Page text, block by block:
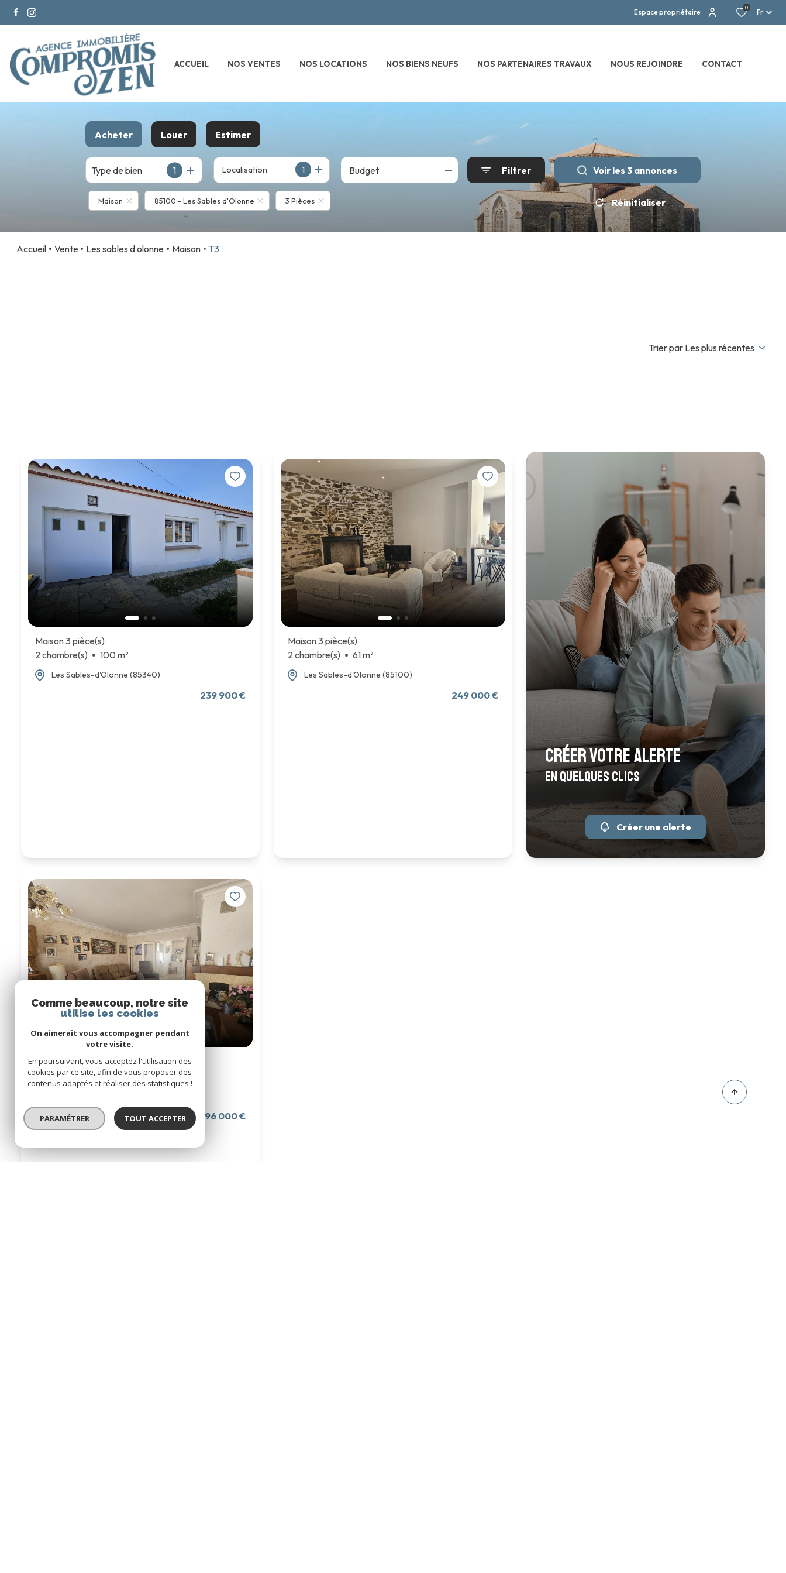
Espace propriétaire
0
Fr
ACCUEIL NOS VENTES NOS LOCATIONS NOS BIENS NEUFS NOS PARTENAIRES TRAVAUX NOUS REJOINDRE CONTACT
Acheter
De l'ancien
Du neuf
Louer
à l'année
Estimer
Type de bien 1 1
Localisation Budget Filtrer Voir les 3 annonces
Maison 85100 - Les Sables d'Olonne 3 Pièces Réinitialiser
Accueil Vente Les sables d olonne Maison T3
Trier par Les plus récentes
Maison 3 pièce(s)
2 chambre(s)
100 m²
Les Sables-d'Olonne (85340)
239 900 €
Maison 3 pièce(s)
2 chambre(s)
61 m²
Les Sables-d'Olonne (85100)
249 000 €
créer votre alerte
en quelques clics
Créer une alerte
Maison 3 pièce(s)
2 chambre(s)
82 m²
296 000 €
Comme beaucoup, notre site
utilise les cookies
On aimerait vous accompagner pendant
votre visite.
En poursuivant, vous acceptez l'utilisation des
cookies par ce site, afin de vous proposer des
contenus adaptés et réaliser des statistiques !
PARAMÉTRER TOUT ACCEPTER